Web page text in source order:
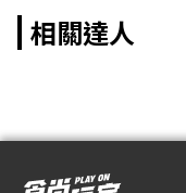
相關達人